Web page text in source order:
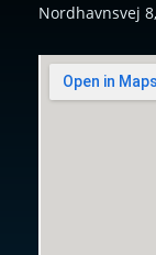
Nordhavnsvej